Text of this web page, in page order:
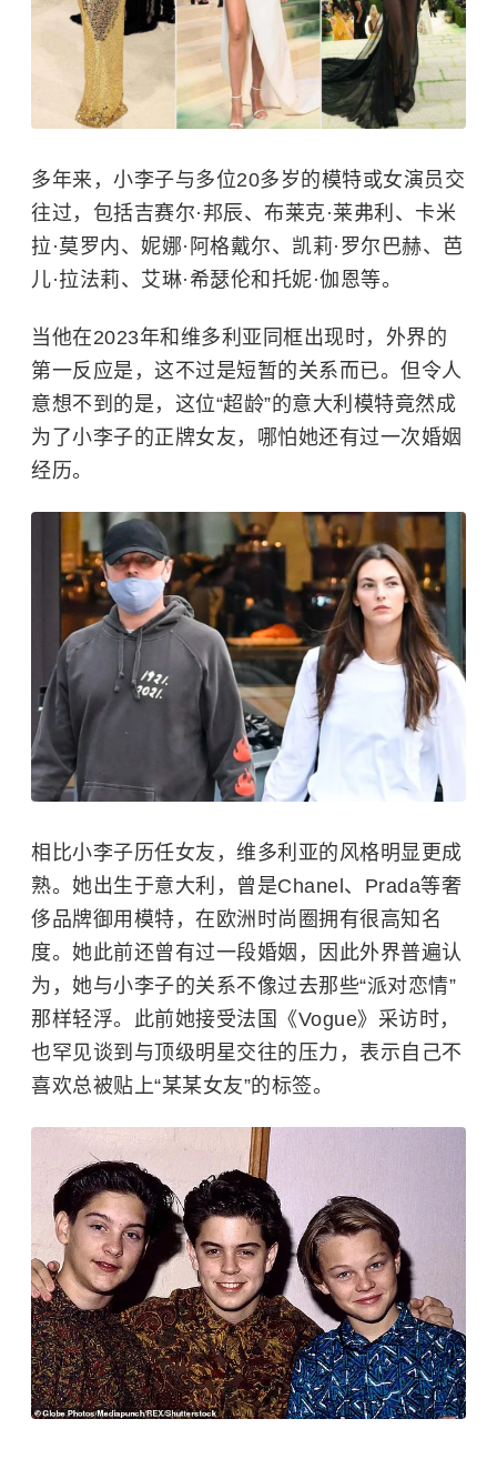
多年来，小李子与多位20多岁的模特或女演员交
往过，包括吉赛尔·邦辰、 布莱克·莱弗利 、卡米
拉·莫罗内、妮娜·阿格戴尔、 凯莉·罗尔巴赫、 芭
儿·拉法莉、艾琳·希瑟伦和托妮·伽恩等。
当他在2023年和维多利亚同框出现时，外界的
第一反应是，这不过是短暂的关系而已。但令人
意想不到的是，这位“超龄”的意大利模特竟然成
为了小李子的正牌女友，哪怕她还有过一次婚姻
经历。
相比小李子历任女友，维多利亚的风格明显更成
熟。她出生于意大利，曾是Chanel、Prada等奢
侈品牌御用模特，在欧洲时尚圈拥有很高知名
度。她此前还曾有过一段婚姻，因此外界普遍认
为，她与小李子的关系不像过去那些“派对恋情”
那样轻浮。此前她接受法国《Vogue》采访时，
也罕见谈到与顶级明星交往的压力，表示自己不
喜欢总被贴上“某某女友”的标签。